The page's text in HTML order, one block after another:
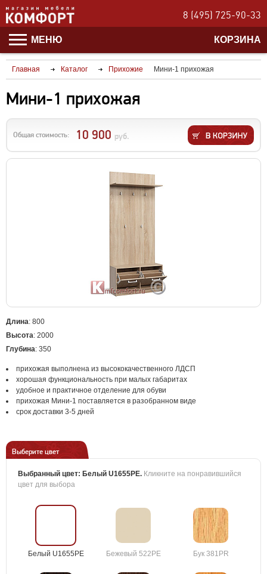
8 (495) 725-90-33
МЕНЮ КОРЗИНА
Главная Каталог Прихожие Мини-1 прихожая
Мини-1 прихожая
Общая стоимость: 10 900 руб.
Длина: 800
Высота: 2000
Глубина: 350
прихожая выполнена из высококачественного ЛДСП
хорошая функциональность при малых габаритах
удобное и практичное отделение для обуви
прихожая Мини-1 поставляется в разобранном виде
срок доставки 3-5 дней
Выберите цвет
Выбранный цвет: Белый U1655PE. Кликните на понравившийся
цвет для выбора
Белый U1655PE Бежевый 522PE Бук 381PR